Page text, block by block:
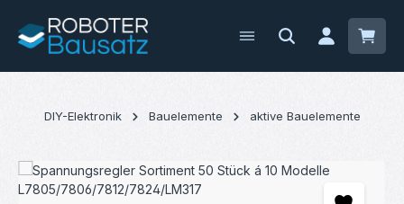
Zum Hauptinhalt springen
DIY-Elektronik Bauelemente aktive Bauelemente
Bildergalerie überspringen